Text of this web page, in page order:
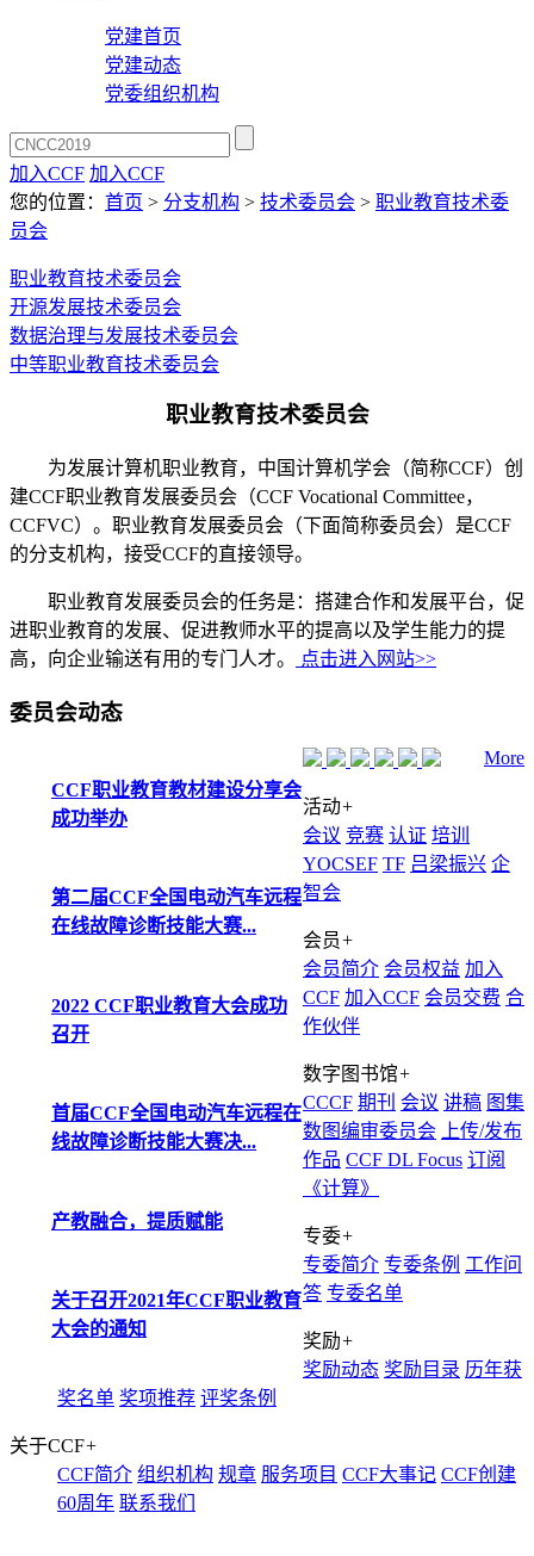
党建首页
党建动态
党委组织机构
加入CCF 加入CCF
您的位置： 首页 > 分支机构 > 技术委员会 > 职业教育技术委
员会
职业教育技术委员会
开源发展技术委员会
数据治理与发展技术委员会
中等职业教育技术委员会
职业教育技术委员会
为发展计算机职业教育，中国计算机学会（简称CCF）创
建CCF职业教育发展委员会（CCF Vocational Committee，
CCFVC）。职业教育发展委员会（下面简称委员会）是CCF
的分支机构，接受CCF的直接领导。
职业教育发展委员会的任务是：搭建合作和发展平台，促
进职业教育的发展、促进教师水平的提高以及学生能力的提
高，向企业输送有用的专门人才。
点击进入网站>>
委员会动态
More
CCF职业教育教材建设分享会
成功举办
第二届CCF全国电动汽车远程
在线故障诊断技能大赛...
2022 CCF职业教育大会成功
召开
首届CCF全国电动汽车远程在
线故障诊断技能大赛决...
产教融合，提质赋能
关于召开2021年CCF职业教育
大会的通知
活动+
会议 竞赛 认证 培训
YOCSEF TF 吕梁振兴 企
智会
会员+
会员简介 会员权益 加入
CCF 加入CCF 会员交费 合
作伙伴
数字图书馆+
CCCF 期刊 会议 讲稿 图集
数图编审委员会 上传/发布
作品 CCF DL Focus 订阅
《计算》
专委+
专委简介 专委条例 工作问
答 专委名单
奖励+
奖励动态 奖励目录 历年获
奖名单 奖项推荐 评奖条例
关于CCF+
CCF简介 组织机构 规章 服务项目 CCF大事记 CCF创建
60周年 联系我们